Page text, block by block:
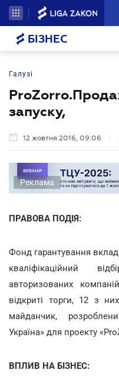
БІЗНЕС
Галузі
запуску,
12 жовтня 2016, 09:06
Реклама
ПРАВОВА ПОДІЯ:
Фонд гарантування
кваліфікаційний
авторизованих
відкриті торги, 12 з
майданчик,
Україна» для проекту
ВПЛИВ НА БІЗНЕС: